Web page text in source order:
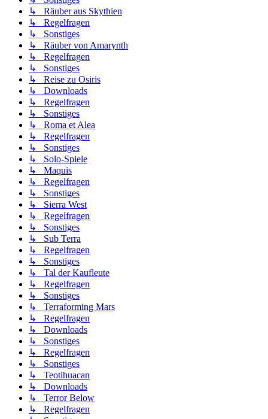
↳ Räuber aus Skythien
↳ Regelfragen
↳ Sonstiges
↳ Räuber von Amarynth
↳ Regelfragen
↳ Sonstiges
↳ Reise zu Osiris
↳ Downloads
↳ Regelfragen
↳ Sonstiges
↳ Roma et Alea
↳ Regelfragen
↳ Sonstiges
↳ Solo-Spiele
↳ Maquis
↳ Regelfragen
↳ Sonstiges
↳ Sierra West
↳ Regelfragen
↳ Sonstiges
↳ Sub Terra
↳ Regelfragen
↳ Sonstiges
↳ Tal der Kaufleute
↳ Regelfragen
↳ Sonstiges
↳ Terraforming Mars
↳ Regelfragen
↳ Downloads
↳ Sonstiges
↳ Regelfragen
↳ Sonstiges
↳ Teotihuacan
↳ Downloads
↳ Terror Below
↳ Regelfragen